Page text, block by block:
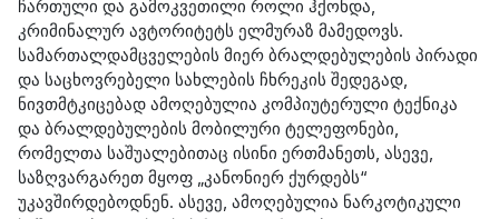
ჩართული და გამოკვეთილი როლი ჰქონდა,
კრიმინალურ ავტორიტეტს ელმურაზ მამედოვს.
სამართალდამცველების მიერ ბრალდებულების პირადი
და საცხოვრებელი სახლების ჩხრეკის შედეგად,
ნივთმტკიცებად ამოღებულია კომპიუტერული ტექნიკა
და ბრალდებულების მობილური ტელეფონები,
რომელთა საშუალებითაც ისინი ერთმანეთს, ასევე,
საზღვარგარეთ მყოფ „კანონიერ ქურდებს“
უკავშირდებოდნენ. ასევე, ამოღებულია ნარკოტიკული